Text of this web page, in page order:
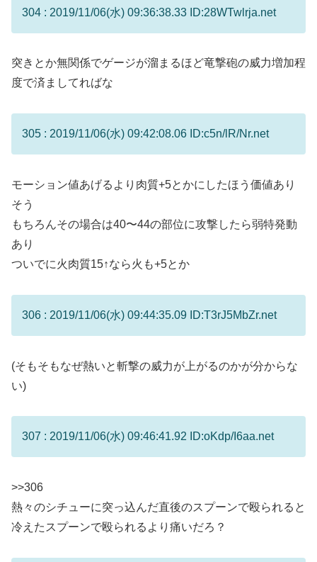
304 : 2019/11/06(水) 09:36:38.33 ID:28WTwlrja.net
突きとか無関係でゲージが溜まるほど竜撃砲の威力増加程
度で済ましてればな
305 : 2019/11/06(水) 09:42:08.06 ID:c5n/lR/Nr.net
モーション値あげるより肉質+5とかにしたほう価値あり
そう
もちろんその場合は40〜44の部位に攻撃したら弱特発動
あり
ついでに火肉質15↑なら火も+5とか
306 : 2019/11/06(水) 09:44:35.09 ID:T3rJ5MbZr.net
(そもそもなぜ熱いと斬撃の威力が上がるのかが分からな
い)
307 : 2019/11/06(水) 09:46:41.92 ID:oKdp/I6aa.net
>>306
熱々のシチューに突っ込んだ直後のスプーンで殴られると
冷えたスプーンで殴られるより痛いだろ？